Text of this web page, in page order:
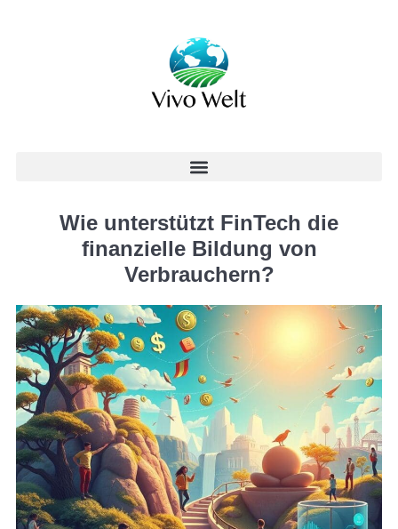
Wie unterstützt FinTech die
finanzielle Bildung von
Verbrauchern?